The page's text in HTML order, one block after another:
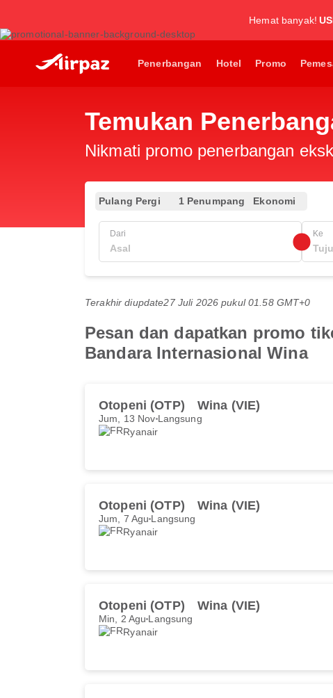
Hemat banyak!
Penerbangan Hotel Promo
Temukan
Nikmati promo penerbangan
Pulang Pergi 1 Penumpang Ekonomi
Dari Ke
Terakhir diupdate27 Juli 2026 pukul 01.58 GMT+0
Pesan dan dapatkan promo
Bandara Internasional Wina
Otopeni (OTP) Wina (VIE)
Jum, 13 Nov Langsung
Ryanair
Otopeni (OTP) Wina (VIE)
Jum, 7 Agu Langsung
Ryanair
Otopeni (OTP) Wina (VIE)
Min, 2 Agu Langsung
Ryanair